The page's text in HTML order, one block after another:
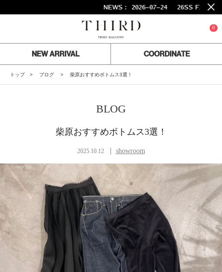
2026-07-24 26SS FINAL SALE開催
0
NEW ARRIVAL COORDINATE
トップ ブログ 柴原おすすめボトムス3選！
BLOG
柴原おすすめボトムス3選！
2025.10.12 showroom